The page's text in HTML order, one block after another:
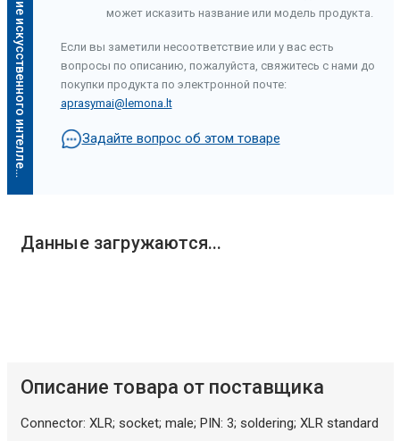
О
п
и
с
а
н
и
е
и
с
к
у
с
с
т
в
е
н
н
о
г
о
и
н
т
е
л
л
е
к
т
а
Описание искусственного интеллекта
может исказить название или модель продукта.
Если вы заметили несоответствие или у вас есть
вопросы по описанию, пожалуйста, свяжитесь с нами до
покупки продукта по электронной почте:
aprasymai@lemona.lt
Задайте вопрос об этом товаре
Данные загружаются...
Описание товара от поставщика
Connector: XLR; socket; male; PIN: 3; soldering; XLR standard